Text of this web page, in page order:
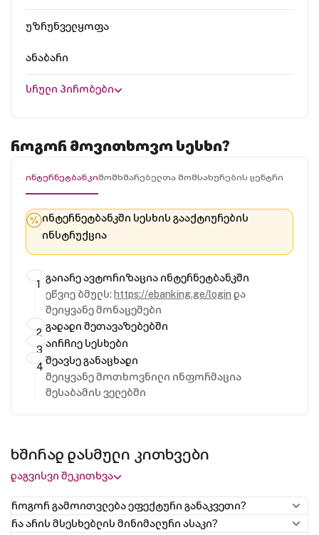
უზრუნველყოფა
ანაბარი
სრული პირობები
როგორ მოვითხოვო სესხი?
ინტერნეტბანკიმომხმარებელთა მომსახურების ცენტრი
ინტერნეტბანკში სესხის გააქტიურების
ინსტრუქცია
გაიარე ავტორიზაცია ინტერნეტბანკში
ეწვიე ბმულს: https://ebanking.ge/login და
შეიყვანე მონაცემები
გადადი შეთავაზებებში
აირჩიე სესხები
შეავსე განაცხადი
Შეიყვანე მოთხოვნილი ინფორმაცია
შესაბამის ველებში
ხშირად დასმული კითხვები
დაგვისვი შეკითხვა
როგორ გამოითვლება ეფექტური განაკვეთი?
რა არის მსესხებლის მინიმალური ასაკი?